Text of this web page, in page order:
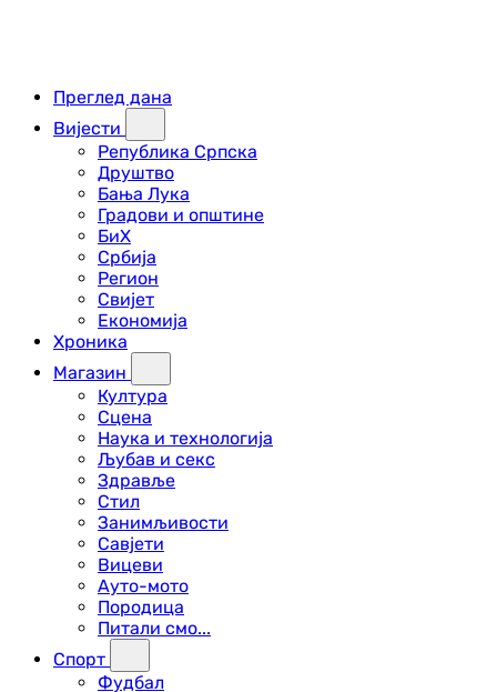
Преглед дана
Вијести
Република Српска
Друштво
Бања Лука
Градови и општине
БиХ
Србија
Регион
Свијет
Економија
Хроника
Магазин
Култура
Сцена
Наука и технологија
Љубав и секс
Здравље
Стил
Занимљивости
Савјети
Вицеви
Ауто-мото
Породица
Питали смо...
Спорт
Фудбал